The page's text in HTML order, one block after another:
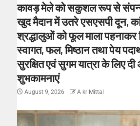
कावड़ मेले को सकुशल रूप से
खुद मैदान में उतरे एसएसपी दून,
श्रद्धालुओं को फूल माला पहनाकर
स्वागत, फल, मिष्ठान तथा पेय
सुरक्षित एवं सुगम यात्रा के लिए दी
शुभकामनाएं
August 9, 2026 A kr Mittal